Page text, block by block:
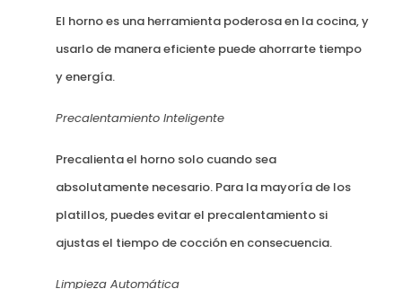
El horno es una herramienta poderosa en la cocina, y
usarlo de manera eficiente puede ahorrarte tiempo
y energía.
Precalentamiento Inteligente
Precalienta el horno solo cuando sea
absolutamente necesario. Para la mayoría de los
platillos, puedes evitar el precalentamiento si
ajustas el tiempo de cocción en consecuencia.
Limpieza Automática